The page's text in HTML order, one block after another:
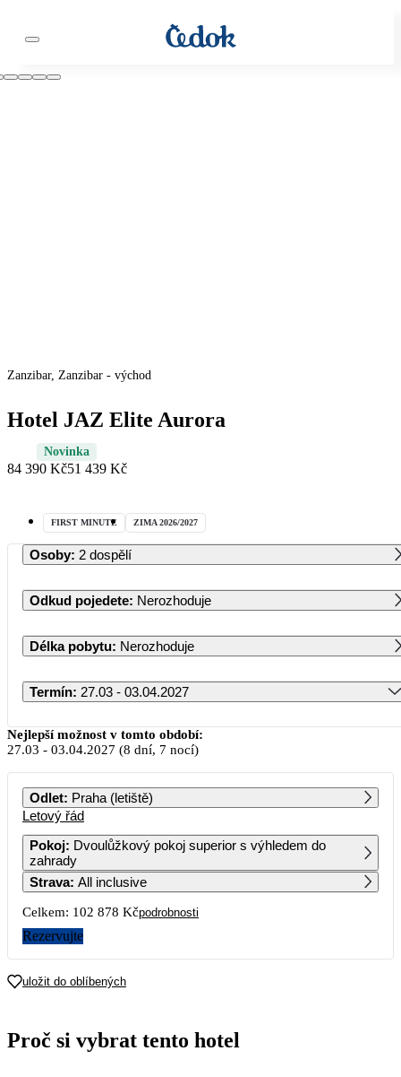
Zanzibar, Zanzibar - východ
Hotel JAZ Elite Aurora
Novinka
84 390 Kč51 439 Kč
FIRST MINUTE ZIMA 2026/2027
Osoby: 2 dospělí
Odkud pojedete: Nerozhoduje
Délka pobytu: Nerozhoduje
Termín: 27.03 - 03.04.2027
Březen 2027
PO ÚT ST ČT PÁ SO NE
50 429
8 9 10 11 12 13 14
15 16 17
22 23 24 25 26 27 28
Nejlepší možnost v tomto období:
27.03 - 03.04.2027 (8 dní, 7 nocí)
Odlet: Praha (letiště)
Letový řád
Pokoj: Dvoulůžkový pokoj superior s výhledem do
zahrady
Strava: All inclusive
Celkem: 102 878 Kčpodrobnosti
Rezervujte
uložit do oblíbených
Proč si vybrat tento hotel